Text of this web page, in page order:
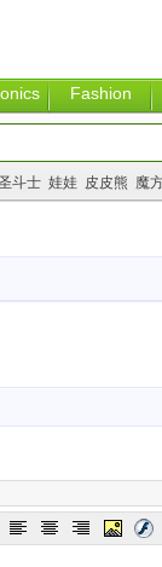
Fashion
斗士 娃娃 皮皮熊 魔